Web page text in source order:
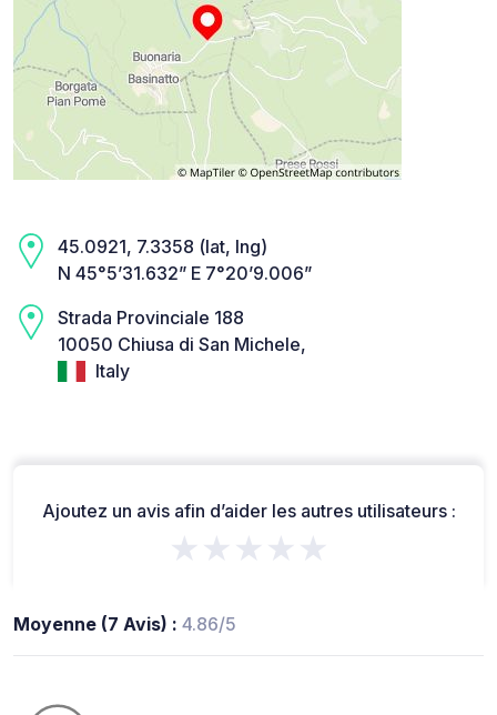
45.0921, 7.3358 (lat, lng)
N 45°5’31.632” E 7°20’9.006”
Strada Provinciale 188
10050 Chiusa di San Michele,
Italy
Ajoutez un avis afin d’aider les autres utilisateurs :
★★★★★
Moyenne (7 Avis) : 4.86/5